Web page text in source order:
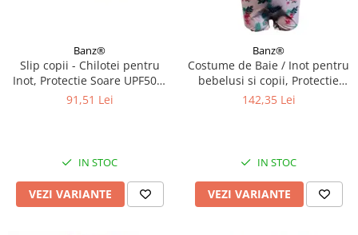
Banz®
Slip copii - Chilotei pentru
Inot, Protectie Soare UPF50+,
Floral Pink, Diverse marimi
91,51 Lei
IN STOC
VEZI VARIANTE
Banz®
Costume de Baie / Inot pentru
bebelusi si copii, Protectie
Soare UPF50+, Floral Pink,
142,35 Lei
IN STOC
VEZI VARIANTE